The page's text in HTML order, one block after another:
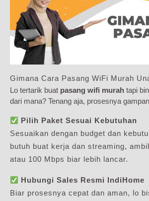
Gimana Cara Pasang WiFi Murah
Lo tertarik buat pasang wifi murah tapi
dari mana? Tenang aja, prosesnya
Pilih Paket Sesuai Kebutuhan
Sesuaikan dengan budget dan
butuh buat kerja dan streaming,
atau 100 Mbps biar lebih lancar.
Hubungi Sales Resmi IndiHome
Biar prosesnya cepat dan aman, lo